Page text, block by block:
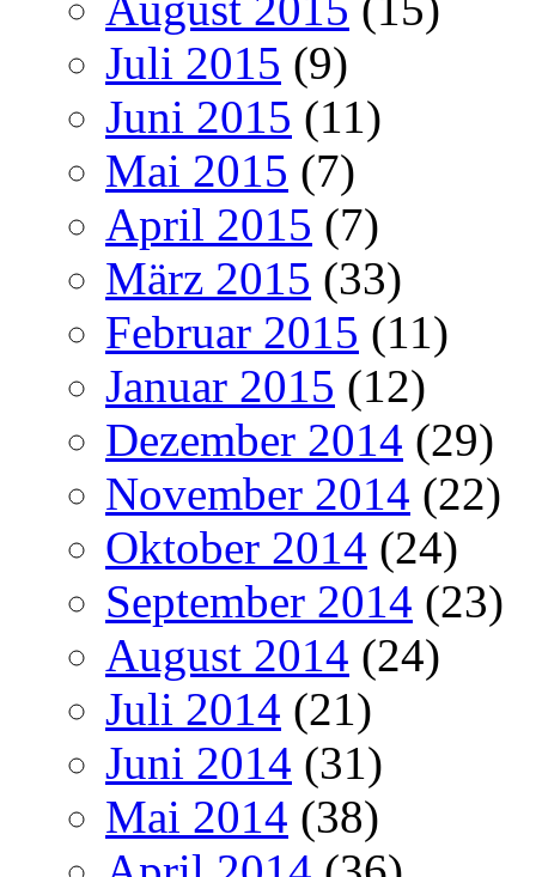
Juli 2015 (9)
Juni 2015 (11)
Mai 2015 (7)
April 2015 (7)
März 2015 (33)
Februar 2015 (11)
Januar 2015 (12)
Dezember 2014 (29)
November 2014 (22)
Oktober 2014 (24)
September 2014 (23)
August 2014 (24)
Juli 2014 (21)
Juni 2014 (31)
Mai 2014 (38)